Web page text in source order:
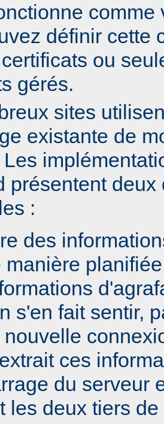
comme
définir cette
ou
gérés.
sites
existante de
présentent deux
:
des
manière
s'en fait sentir,
nouvelle
ces
du serveur
les deux tiers